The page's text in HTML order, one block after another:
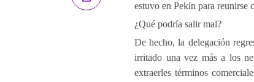
estuvo en Pekín para
¿Qué podría salir mal?
De hecho, la delegación
irritado una vez más a los
extraerles términos